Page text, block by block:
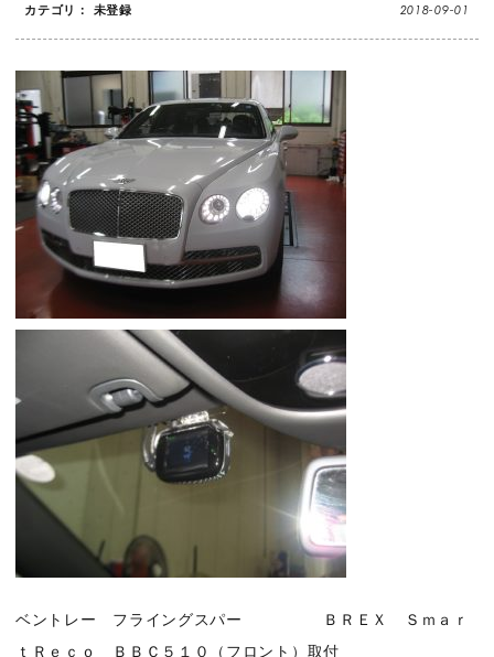
カテゴリ： 未登録 2018-09-01
ベントレー フライングスパー ＢＲＥＸ Ｓｍａｒ
ｔＲｅｃｏ ＢＢＣ５１０（フロント）取付